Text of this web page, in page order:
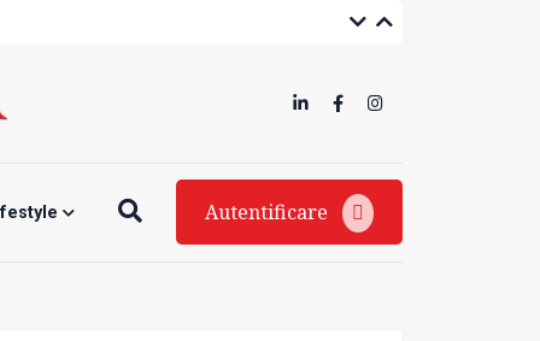
Autentificare